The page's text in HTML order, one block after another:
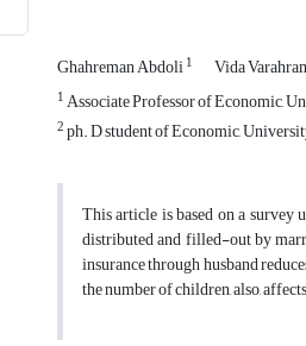
Ghahreman Abdoli1 Vida
1Associate Professor of Economic,
2ph. D student of Economic,
This article is based on a survey
distributed and filled-out by
insurance through husband
the number of children, also,